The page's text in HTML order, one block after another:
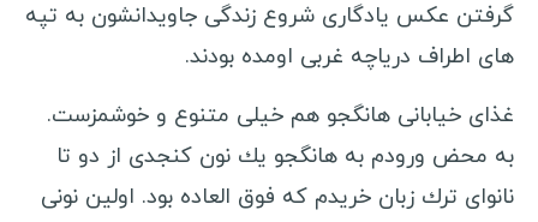
سفرنامه نویسان ایرانی
سفرنامه آمریکای لاتین
مکزیک
کوبا
گرفتن عكس یادگاری شروع زندگی جاویدانشون به تپه
های اطراف دریاچه غربی اومده بودند.
غذای خیابانی هانگجو هم خیلی متنوع و خوشمزست.
به محض ورودم به هانگجو یك نون كنجدی از دو تا
نانوای ترك زبان خریدم كه فوق العاده بود. اولین نونی